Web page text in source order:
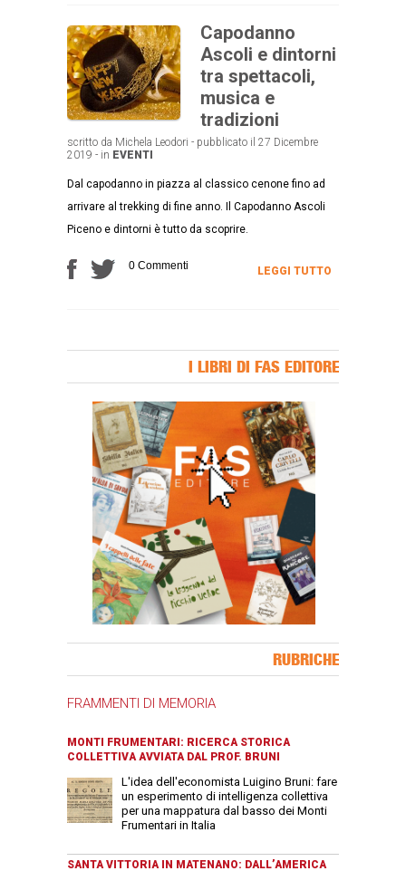
Capodanno
Ascoli e dintorni
tra spettacoli,
musica e
tradizioni
scritto da Michela Leodori - pubblicato il 27 Dicembre
2019 - in EVENTI
Dal capodanno in piazza al classico cenone fino ad
arrivare al trekking di fine anno. Il Capodanno Ascoli
Piceno e dintorni è tutto da scoprire.
0 Commenti LEGGI TUTTO
I LIBRI DI FAS EDITORE
RUBRICHE
FRAMMENTI DI MEMORIA
MONTI FRUMENTARI: RICERCA STORICA
COLLETTIVA AVVIATA DAL PROF. BRUNI
L'idea dell'economista Luigino Bruni: fare
un esperimento di intelligenza collettiva
per una mappatura dal basso dei Monti
Frumentari in Italia
SANTA VITTORIA IN MATENANO: DALL’AMERICA